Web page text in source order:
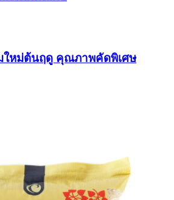
ใหม่ต้นฤดู คุณภาพคัดพิเศษ